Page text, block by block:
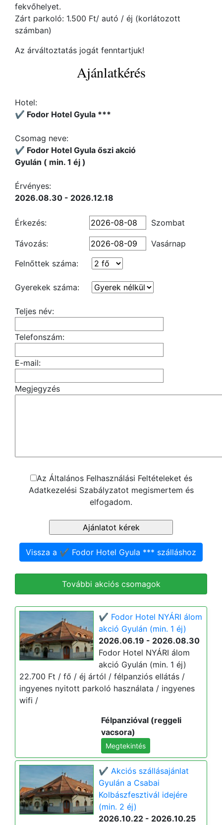
fekvőhelyet.
Zárt parkoló: 1.500 Ft/ autó / éj (korlátozott
számban)
Az árváltoztatás jogát fenntartjuk!
Ajánlatkérés
Hotel:
✔️ Fodor Hotel Gyula ***
Csomag neve:
✔️ Fodor Hotel Gyula őszi akció
Gyulán ( min. 1 éj )
Érvényes:
2026.08.30 - 2026.12.18
Érkezés: Szombat
Távozás:
Vasárnap
Felnőttek száma:
Gyerekek száma:
Teljes név:
Telefonszám:
E-mail:
Megjegyzés
Az Általános Felhasználási Feltételeket és
Adatkezelési Szabályzatot megismertem és
elfogadom.
Vissza a ✔️ Fodor Hotel Gyula *** szálláshoz
További akciós csomagok
✔️ Fodor Hotel NYÁRI álom
akció Gyulán (min. 1 éj)
2026.06.19 - 2026.08.30
Fodor Hotel NYÁRI álom
akció Gyulán (min. 1 éj)
22.700 Ft / fő / éj ártól / félpanziós ellátás /
ingyenes nyitott parkoló használata / ingyenes
wifi /
Félpanzióval (reggeli
vacsora)
Megtekintés
✔️ Akciós szállásajánlat
Gyulán a Csabai
Kolbászfesztivál idejére
(min. 2 éj)
2026.10.22 - 2026.10.25